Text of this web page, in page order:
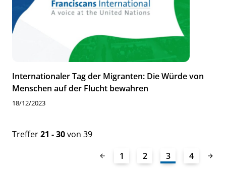
Internationaler Tag der Migranten: Die Würde von
Menschen auf der Flucht bewahren
18/12/2023
Treffer21 - 30von 39
1
2 3 4